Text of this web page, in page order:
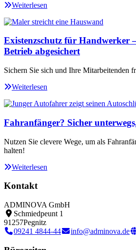
Weiterlesen
Existenzschutz für Handwerker
Betrieb abgesichert
Sichern Sie sich und Ihre Mitarbeitenden
Weiterlesen
Fahranfänger? Sicher
Nutzen Sie clevere Wege, um als
halten!
Weiterlesen
Kontakt
ADMINOVA GmbH
Schmiedpeunt 1
91257Pegnitz
09241 4844-44
info@adminova.de